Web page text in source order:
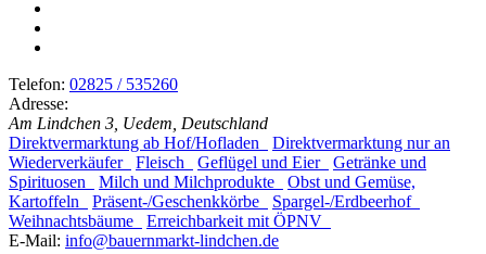
Telefon: 02825 / 535260
Adresse:
Am Lindchen 3, Uedem, Deutschland
Direktvermarktung ab Hof/Hofladen
Direktvermarktung nur an
Wiederverkäufer
Fleisch Geflügel und Eier
Getränke und
Spirituosen
Milch und Milchprodukte
Obst und Gemüse,
Kartoffeln
Präsent-/Geschenkkörbe
Spargel-/Erdbeerhof
Weihnachtsbäume
Erreichbarkeit mit ÖPNV
E-Mail: info@bauernmarkt-lindchen.de